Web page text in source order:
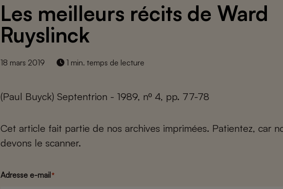
Les meilleurs récits de Ward
Ruyslinck
18 mars 2019 1 min. temps de lecture
(Paul Buyck) Septentrion - 1989, nº 4, pp. 77-78
Cet article fait partie de nos archives imprimées. Patientez, car
devons le scanner.
Adresse e-mail *